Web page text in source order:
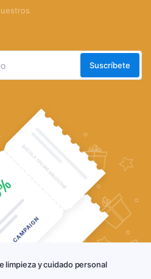
limpieza y cuidado personal